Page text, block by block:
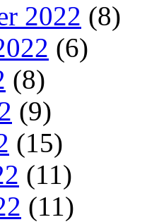
2022 (8)
(6)
(8)
(9)
(15)
(11)
(11)